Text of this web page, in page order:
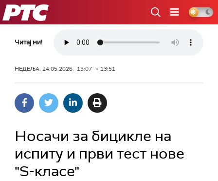
РТС
Читај ми!
НЕДЕЉА, 24.05.2026, 13:07 -> 13:51
Носачи за бицикле на
испиту и први тест нове
"S-класе"